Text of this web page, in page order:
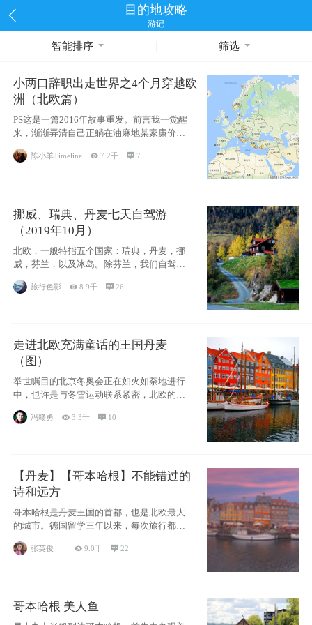
目的地攻略
游记
智能排序 筛选
小两口辞职出走世界之4个月穿越欧
洲（北欧篇）
PS这是一篇2016年故事重发。前言我一觉醒
来，渐渐弄清自己正躺在油麻地某家廉价宾
馆
陈小羊Timeline 7.2千 7
挪威、瑞典、丹麦七天自驾游
（2019年10月）
北欧，一般特指五个国家：瑞典，丹麦，挪
威，芬兰，以及冰岛。除芬兰，我们自驾游
旅行色影 8.9千 26
走进北欧充满童话的王国丹麦
（图）
举世瞩目的北京冬奥会正在如火如荼地进行
中，也许是与冬雪运动联系紧密，北欧的一
些国家因
冯赣勇 3.3千  10
【丹麦】【哥本哈根】不能错过的
诗和远方
哥本哈根是丹麦王国的首都，也是北欧最大
的城市。德国留学三年以来，每次旅行都是
张英俊___ 9.0千 22
哥本哈根 美人鱼